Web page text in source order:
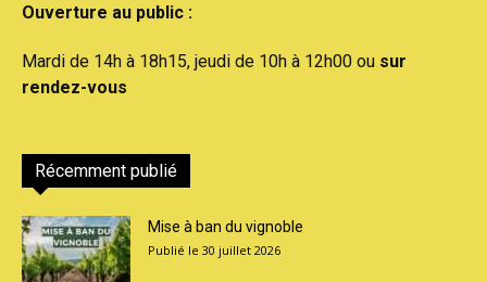
Ouverture au public :
Mardi de 14h à 18h15, jeudi de 10h à 12h00 ou sur
rendez-vous
Récemment publié
Mise à ban du vignoble
30 juillet 2026